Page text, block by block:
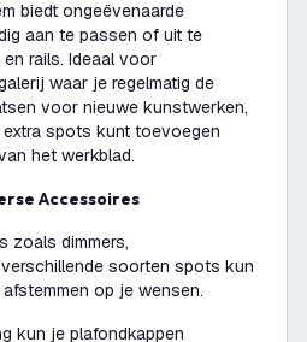
biedt ongeëvenaarde
aan te passen of uit te
rails. Ideaal voor
waar je regelmatig de
voor nieuwe kunstwerken,
spots kunt toevoegen
het werkblad.
Accessoires
zoals dimmers,
soorten spots kun
op je wensen.
kun je plafondkappen